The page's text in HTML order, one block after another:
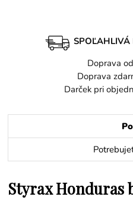
SPOĽAHLIVÁ
Doprava
Doprava
Darček pri
Styrax Honduras